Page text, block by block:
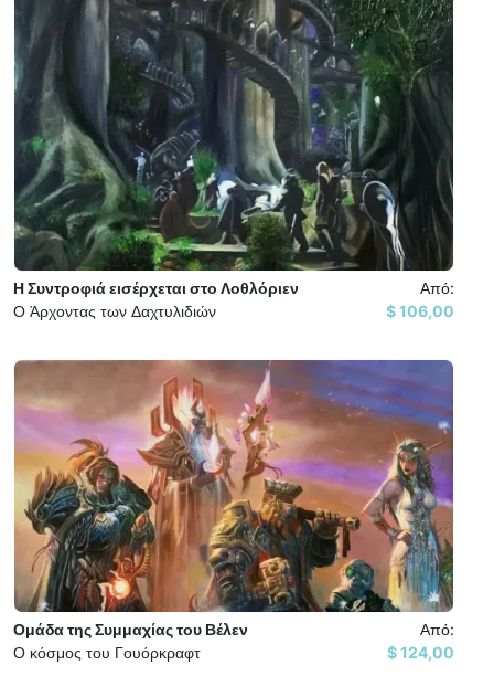
Η Συντροφιά εισέρχεται στο Λοθλόριεν
Ο Άρχοντας των Δαχτυλιδιών
Από:
106,00 $
Ομάδα της Συμμαχίας του Βέλεν
Ο κόσμος του Γουόρκραφτ
Από:
124,00 $